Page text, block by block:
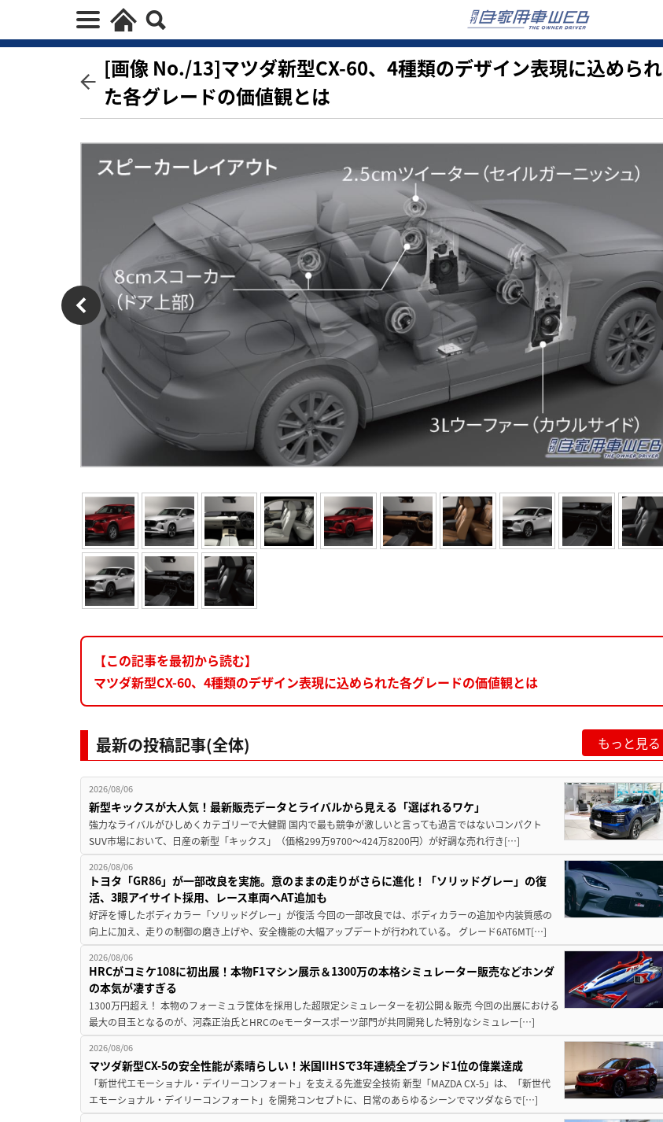
[画像 No./13]マツダ新型CX-60、4種類のデザイン表現に込められ
た各グレードの価値観とは
【この記事を最初から読む】
マツダ新型CX-60、4種類のデザイン表現に込められた各グレードの価値観とは
最新の投稿記事(全体) もっと見る
2026/08/06
新型キックスが大人気！最新販売データとライバルから見える「選ばれるワケ」
強力なライバルがひしめくカテゴリーで大健闘 国内で最も競争が激しいと言っても過言ではないコンパクト
SUV市場において、日産の新型「キックス」（価格299万9700～424万8200円）が好調な売れ行き[…]
2026/08/06
トヨタ「GR86」が一部改良を実施。意のままの走りがさらに進化！「ソリッドグレー」の復
活、3眼アイサイト採用、レース車両へAT追加も
好評を博したボディカラー「ソリッドグレー」が復活 今回の一部改良では、ボディカラーの追加や内装質感の
向上に加え、走りの制御の磨き上げや、安全機能の大幅アップデートが行われている。 グレード6AT6MT[…]
2026/08/06
HRCがコミケ108に初出展！本物F1マシン展示＆1300万の本格シミュレーター販売などホンダ
の本気が凄すぎる
1300万円超え！ 本物のフォーミュラ筐体を採用した超限定シミュレーターを初公開＆販売 今回の出展における
最大の目玉となるのが、河森正治氏とHRCのeモータースポーツ部門が共同開発した特別なシミュレー[…]
2026/08/06
マツダ新型CX-5の安全性能が素晴らしい！米国IIHSで3年連続全ブランド1位の偉業達成
「新世代エモーショナル・デイリーコンフォート」を支える先進安全技術 新型「MAZDA CX-5」は、「新世代
エモーショナル・デイリーコンフォート」を開発コンセプトに、日常のあらゆるシーンでマツダならで[…]